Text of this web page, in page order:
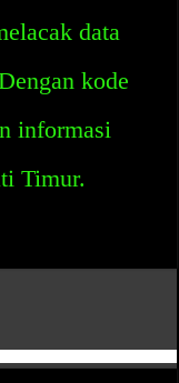
data
kode
informasi
Timur.